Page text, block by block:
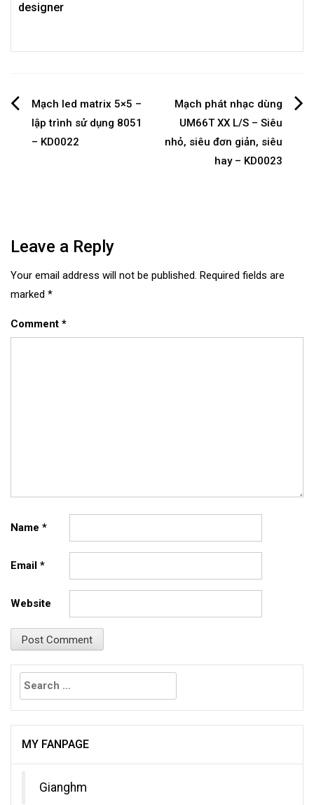
designer
Post
navigation
Mạch led matrix 5×5 –
lập trình sử dụng 8051
– KD0022
Mạch phát nhạc dùng
UM66T XX L/S – Siêu
nhỏ, siêu đơn giản, siêu
hay – KD0023
Leave a Reply
Your email address will not be published. Required fields are
marked *
Comment *
Name *
Email *
Website
Search
for:
MY FANPAGE
Gianghm